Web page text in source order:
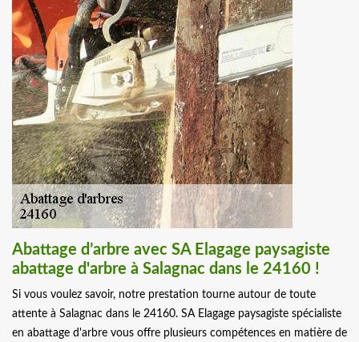
Abattage d’arbre avec SA Elagage paysagiste
abattage d'arbre à Salagnac dans le 24160 !
Si vous voulez savoir, notre prestation tourne autour de toute
attente à Salagnac dans le 24160. SA Elagage paysagiste spécialiste
en abattage d'arbre vous offre plusieurs compétences en matière de